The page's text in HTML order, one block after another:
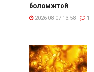
боломжтой
2026-08-07 13:58 1